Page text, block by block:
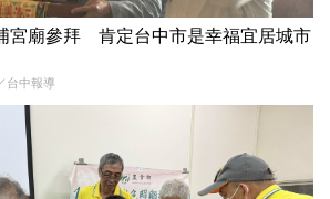
宮廟參拜 肯定台中市是幸福宜居城市
台中報導